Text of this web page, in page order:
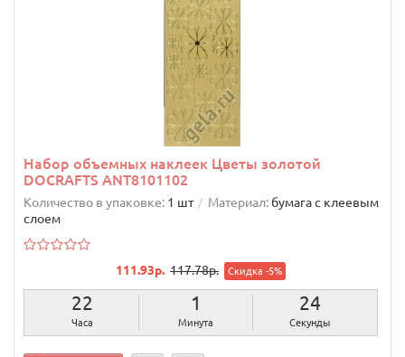
Набор объемных наклеек Цветы золотой
DOCRAFTS ANT8101102
Количество в упаковке: 1 шт Материал: бумага с клеевым
слоем
111.93р. 117.78р. Скидка -5%
22
Часа
1
Минута
23
Секунды